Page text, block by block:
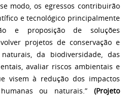
modo, os egressos contribuirão
e tecnológico principalmente
e proposição de soluções
projetos de conservação e
da biodiversidade, das
avaliar riscos ambientais e
visem à redução dos impactos
ou naturais.” (Projeto